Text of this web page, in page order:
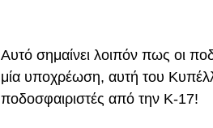
Αυτό σημαίνει λοιπόν πως οι
μία υποχρέωση, αυτή του
ποδοσφαιριστές από την Κ-17!